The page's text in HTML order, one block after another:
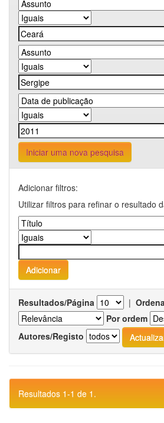
Iniciar uma nova pesquisa
Adicionar filtros:
Utilizar filtros para refinar o resultado
Resultados/Página |
Por ordem
Autores/Registo
Resultados 1-1 de 1.